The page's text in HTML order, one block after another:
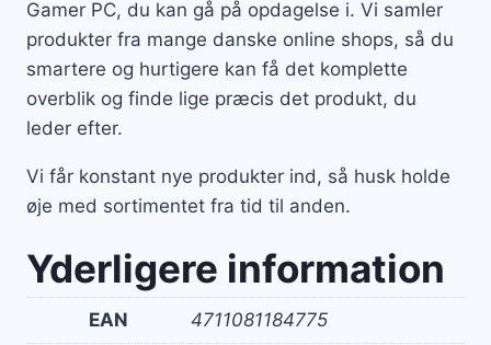
Gamer PC, du kan gå på opdagelse i. Vi samler
produkter fra mange danske online shops, så du
smartere og hurtigere kan få det komplette
overblik og finde lige præcis det produkt, du
leder efter.
Vi får konstant nye produkter ind, så husk holde
øje med sortimentet fra tid til anden.
Yderligere information
EAN 4711081184775